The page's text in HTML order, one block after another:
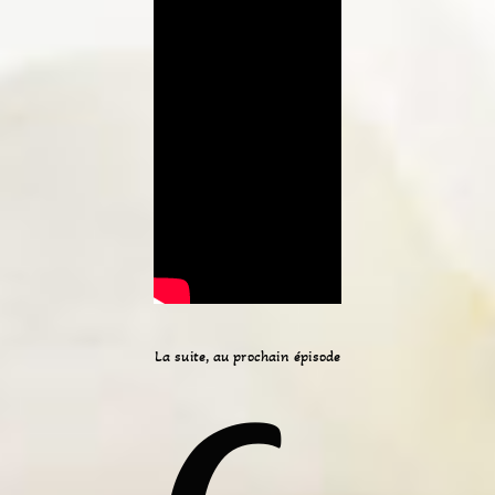
La suite, au prochain épisode